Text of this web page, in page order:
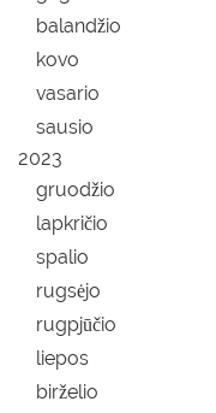
balandžio
kovo
vasario
sausio
2023
gruodžio
lapkričio
spalio
rugsėjo
rugpjūčio
liepos
birželio